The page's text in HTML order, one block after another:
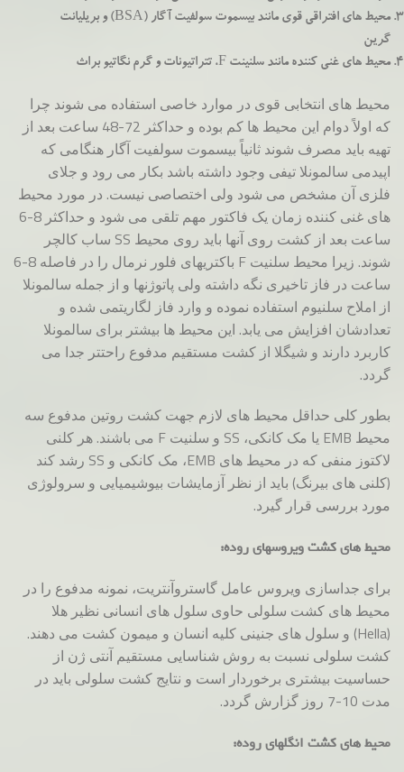
محیط های افتراقی قوی مانند بیسموت سولفیت آگار (BSA) و بریلیانت
گرین
محیط های غنی کننده مانند سلنینت F، تتراتیونات و گرم نگاتیو براث
محیط های انتخابی قوی در موارد خاصی استفاده می شوند چرا
که اولاً دوام این محیط ها کم بوده و حداکثر 72-48 ساعت بعد از
تهیه باید مصرف شوند ثانیاً بیسموت سولفیت آگار هنگامی که
اپیدمی سالمونلا تیفی وجود داشته باشد بکار می رود و جلای
فلزی آن مشخص می شود ولی اختصاصی نیست. در مورد محیط
های غنی کننده زمان یک فاکتور مهم تلقی می شود و حداکثر 8-6
ساعت بعد از کشت روی آنها باید روی محیط SS ساب کالچر
شوند. زیرا محیط سلنیت F باکتریهای فلور نرمال را در فاصله 8-6
ساعت در فاز تاخیری نگه داشته ولی پاتوژنها و از جمله سالمونلا
از املاح سلنیوم استفاده نموده و وارد فاز لگاریتمی شده و
تعدادشان افزایش می یابد. این محیط ها بیشتر برای سالمونلا
کاربرد دارند و شیگلا از کشت مستقیم مدفوع راحتتر جدا می
گردد.
بطور کلی حداقل محیط های لازم جهت کشت روتین مدفوع سه
محیط EMB یا مک کانکی، SS و سلنیت F می باشند. هر کلنی
لاکتوز منفی که در محیط های EMB، مک کانکی و SS رشد کند
(کلنی های بیرنگ) باید از نظر آزمایشات بیوشیمیایی و سرولوژی
مورد بررسی قرار گیرد.
محیط های کشت ویروسهای روده:
برای جداسازی ویروس عامل گاستروآنتریت، نمونه مدفوع را در
محیط های کشت سلولی حاوی سلول های انسانی نظیر هلا
(Hella) و سلول های جنینی کلیه انسان و میمون کشت می دهند.
کشت سلولی نسبت به روش شناسایی مستقیم آنتی ژن از
حساسیت بیشتری برخوردار است و نتایج کشت سلولی باید در
مدت 10-7 روز گزارش گردد.
محیط های کشت انگلهای روده: